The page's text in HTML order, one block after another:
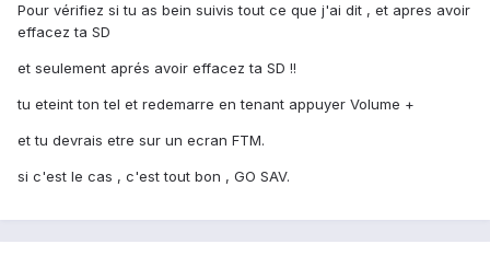
Pour vérifiez si tu as bein suivis tout ce que j'ai dit , et apres avoir
effacez ta SD
et seulement aprés avoir effacez ta SD !!
tu eteint ton tel et redemarre en tenant appuyer Volume +
et tu devrais etre sur un ecran FTM.
si c'est le cas , c'est tout bon , GO SAV.